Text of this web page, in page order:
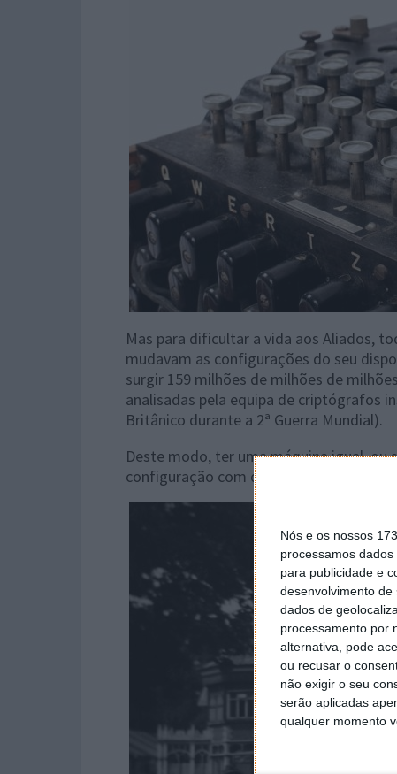
Nós e os nossos
processamos
para publicidade e
desenvolvimento de
dados de
processamento por
alternativa, pode
ou recusar o
não exigir o seu
serão aplicadas
qualquer momento
Mas para dificultar a vida aos Aliados,
mudavam as configurações do seu
surgir 159 milhões de milhões de
analisadas pela equipa de criptógrafos
Britânico durante a 2ª Guerra Mundial).
Deste modo, ter uma máquina igual, ou
configuração com que as mensagens